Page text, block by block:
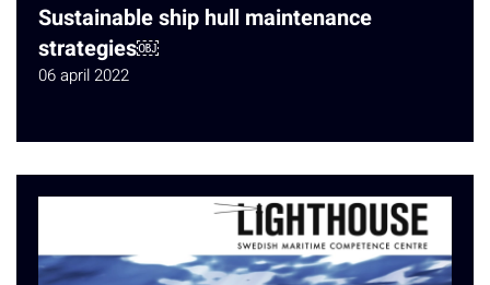
Sustainable ship hull maintenance
strategies￼
06 april 2022